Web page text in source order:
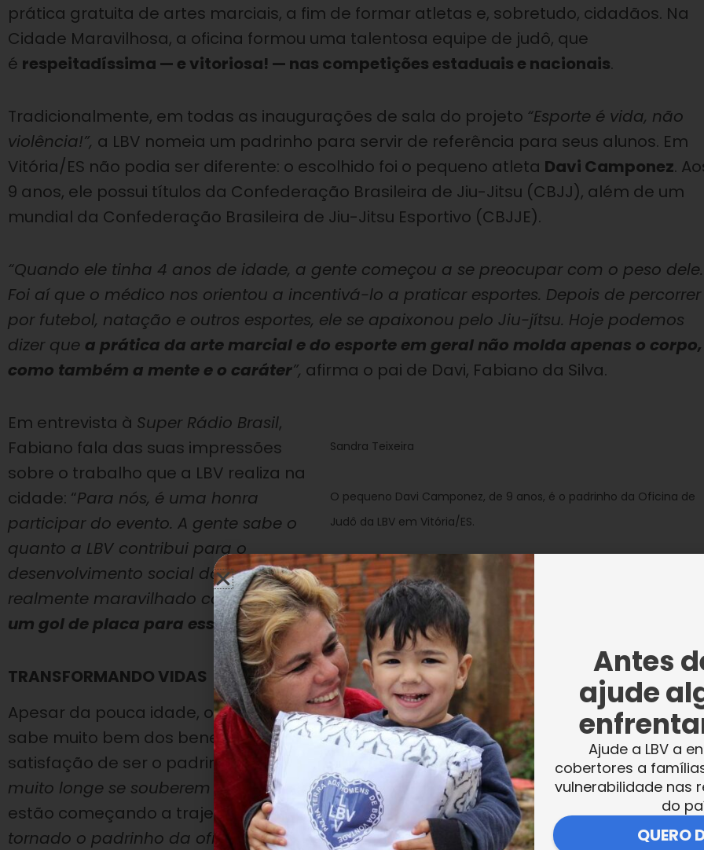
prática gratuita de artes marciais, a fim de formar atletas e, sobretudo, cidadãos. Na
Cidade Maravilhosa, a oficina formou uma talentosa equipe de judô, que
é respeitadíssima — e vitoriosa! — nas competições estaduais e nacionais.
Tradicionalmente, em todas as inaugurações de sala do projeto “Esporte é vida, não
violência!”, a LBV nomeia um padrinho para servir de referência para seus alunos. Em
Vitória/ES não podia ser diferente: o escolhido foi o pequeno atleta Davi Camponez.
9 anos, ele possui títulos da Confederação Brasileira de Jiu-Jitsu (CBJJ), além de um
mundial da Confederação Brasileira de Jiu-Jitsu Esportivo (CBJJE).
“Quando ele tinha 4 anos de idade, a gente começou a se preocupar com o peso dele.
Foi aí que o médico nos orientou a incentivá-lo a praticar esportes. Depois de percorrer
por futebol, natação e outros esportes, ele se apaixonou pelo Jiu-jítsu. Hoje podemos
dizer que a prática da arte marcial e do esporte em geral não molda apenas o corpo,
como também a mente e o caráter”, afirma o pai de Davi, Fabiano da Silva.
Sandra Teixeira
O pequeno Davi Camponez, de 9 anos, é o padrinho da Oficina de
Judô da LBV em Vitória/ES.
Em entrevista à Super Rádio Brasil,
Fabiano fala das suas impressões
sobre o trabalho que a LBV realiza na
cidade: “Para nós, é uma honra
participar do evento. A gente sabe o
quanto a LBV contribui para o
desenvolvimento social do Brasil. Não conhecia as instalações aqui em Vitória, mas
realmente maravilhado com a estrutura que vocês têm.Essa iniciativa da LBV é mais
um gol de placa para essa Instituição que contribui tanto
TRANSFORMANDO VIDAS
Apesar da pouca idade, o pequeno campeão, medalha de ouro no mundial de Jiu-
sabe muito bem dos benefícios proporcionados pelas artes marciais e fala da
satisfação de ser o padrinho da nova sala.
Disciplina, foco e respeito. Vocês podem ir
muito longe se souberem aproveitar as aulas de Judô”, disse Davi aos coleguinhas que
estão começando a trajetória no tatame. E completa:“Eu gostei muito de ter me
tornado o padrinho da oficina e de vocês ajudarem as crianças. Incentivá-las a não
Antes
ajude
Ajude a LBV a
cobertores a
vulnerabilidade nas
do
QUERO